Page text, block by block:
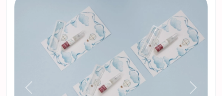
التالي السابق